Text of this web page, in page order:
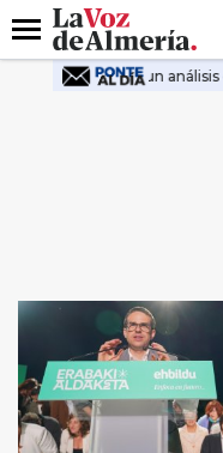
DESTACADO
Menú